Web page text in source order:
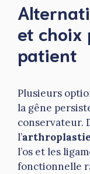
et choix
patient
Plusieurs
la gêne
conservateur.
l’
l’os et les
fonctionnelle